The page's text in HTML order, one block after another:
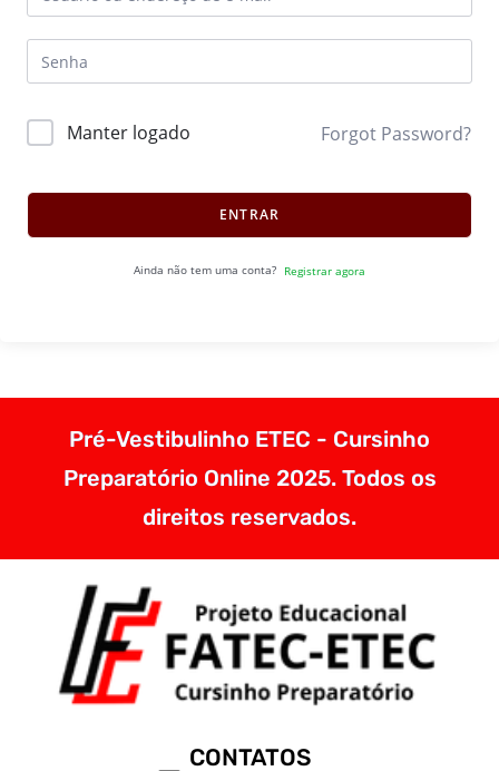
Manter logado Forgot Password?
ENTRAR
Ainda não tem uma conta? Registrar agora
Pré-Vestibulinho ETEC - Cursinho
Preparatório Online 2025. Todos os
direitos reservados.
CONTATOS